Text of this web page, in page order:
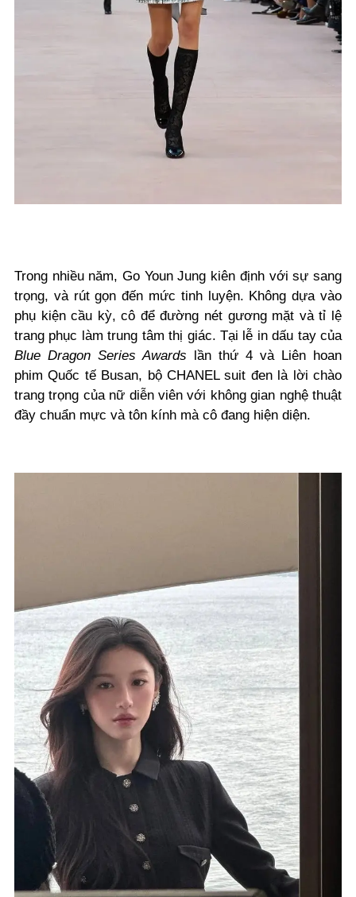
Trong nhiều năm, Go Youn Jung kiên định với sự sang
trọng, và rút gọn đến mức tinh luyện. Không dựa vào
phụ kiện cầu kỳ, cô để đường nét gương mặt và tỉ lệ
trang phục làm trung tâm thị giác. Tại lễ in dấu tay của
Blue Dragon Series Awards lần thứ 4 và Liên hoan
phim Quốc tế Busan, bộ CHANEL suit đen là lời chào
trang trọng của nữ diễn viên với không gian nghệ thuật
đầy chuẩn mực và tôn kính mà cô đang hiện diện.